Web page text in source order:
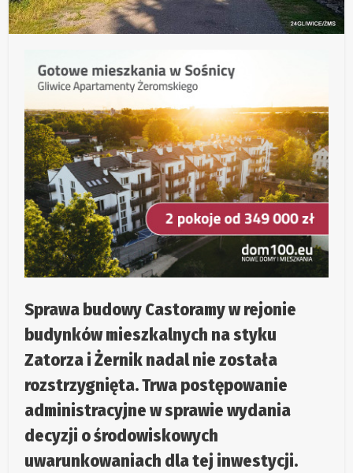
Sprawa budowy Castoramy w rejonie
budynków mieszkalnych na styku
Zatorza i Żernik nadal nie została
rozstrzygnięta. Trwa postępowanie
administracyjne w sprawie wydania
decyzji o środowiskowych
uwarunkowaniach dla tej inwestycji.